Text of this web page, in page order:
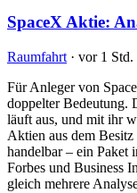
SpaceX Aktie:
Raumfahrt · vor 1 Std.
Für Anleger von
doppelter Bedeutung.
läuft aus, und mit ihr
Aktien aus dem
handelbar – ein
Forbes und Business
gleich mehrere